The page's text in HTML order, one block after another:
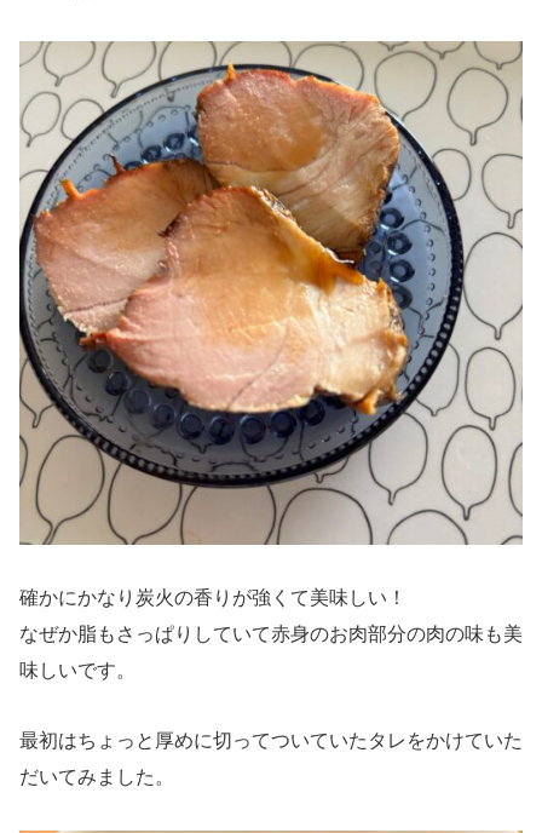
確かにかなり炭火の香りが強くて美味しい！
なぜか脂もさっぱりしていて赤身のお肉部分の肉の味も美
味しいです。
最初はちょっと厚めに切ってついていたタレをかけていた
だいてみました。